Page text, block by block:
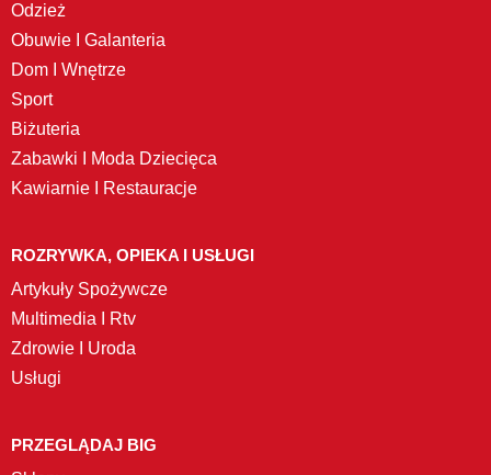
Odzież
Obuwie I Galanteria
Dom I Wnętrze
Sport
Biżuteria
Zabawki I Moda Dziecięca
Kawiarnie I Restauracje
ROZRYWKA, OPIEKA I USŁUGI
Artykuły Spożywcze
Multimedia I Rtv
Zdrowie I Uroda
Usługi
PRZEGLĄDAJ BIG